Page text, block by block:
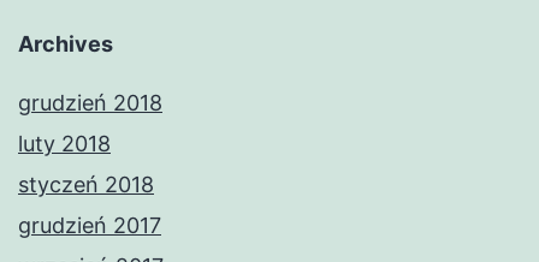
Archives
grudzień 2018
luty 2018
styczeń 2018
grudzień 2017